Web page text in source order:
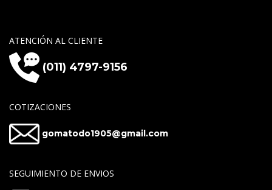
ATENCIÓN AL CLIENTE
(011) 4797-9156
COTIZACIONES
gomatodo1905@gmail.com
SEGUIMIENTO DE ENVIOS